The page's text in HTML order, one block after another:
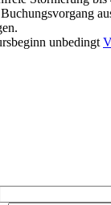
unbedingt